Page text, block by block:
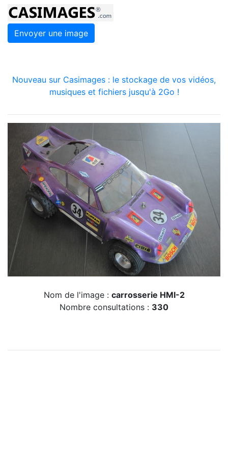
Envoyer une image
Nouveau sur Casimages : le stockage de vos vidéos,
musiques et fichiers jusqu'à 2Go !
Nom de l'image : carrosserie HMI-2
Nombre consultations : 330